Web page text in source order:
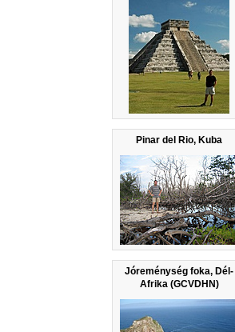
Pinar del Rio, Kuba
Jóreménység foka, Dél-
Afrika (GCVDHN)